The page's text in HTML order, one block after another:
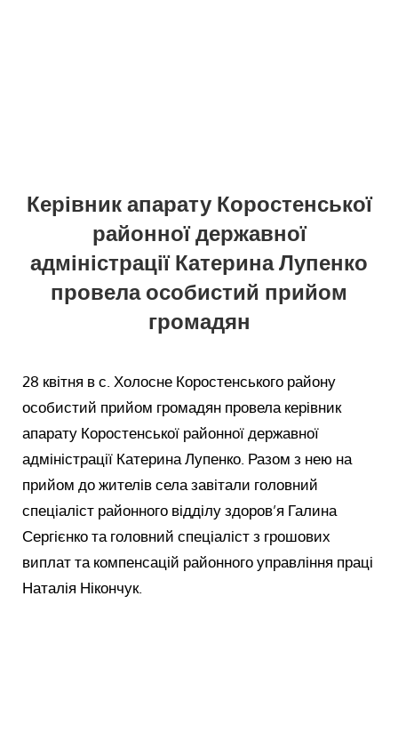
Керівник апарату Коростенської
районної державної
адміністрації Катерина Лупенко
провела особистий прийом
громадян
28 квітня в с. Холосне Коростенського району
особистий прийом громадян провела керівник
апарату Коростенської районної державної
адміністрації Катерина Лупенко. Разом з нею на
прийом до жителів села завітали головний
спеціаліст районного відділу здоров’я Галина
Сергієнко та головний спеціаліст з грошових
виплат та компенсацій районного управління праці
Наталія Нікончук.